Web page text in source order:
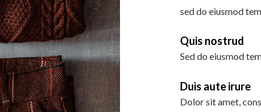
sed do eiusmod
Quis nostrud
Sed do eiusmod
Duis aute irure
Dolor sit amet,